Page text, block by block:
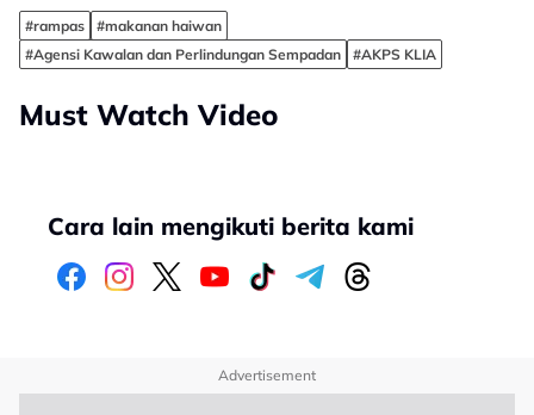
#rampas
#makanan haiwan
#Agensi Kawalan dan Perlindungan Sempadan
#AKPS KLIA
Must Watch Video
Cara lain mengikuti berita kami
Advertisement